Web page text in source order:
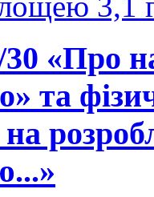
«Про
та